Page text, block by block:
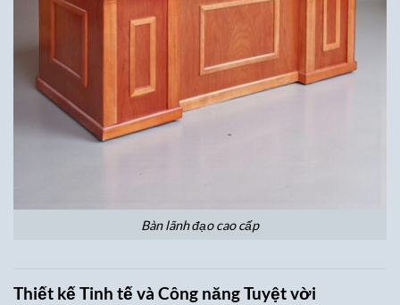
Bàn lãnh đạo cao cấp
Thiết kế Tinh tế và Công năng Tuyệt vời